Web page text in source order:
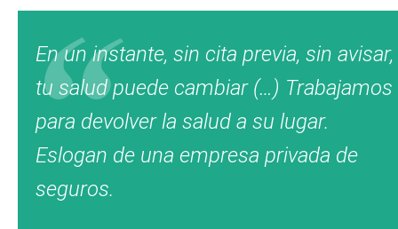
En un instante, sin cita previa, sin avisar,
tu salud puede cambiar (…) Trabajamos
para devolver la salud a su lugar.
Eslogan de una empresa privada de
seguros.